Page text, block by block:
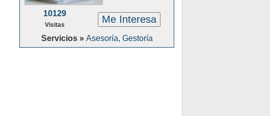
10129
Visitas Me Interesa
Servicios » Asesoría, Gestoría